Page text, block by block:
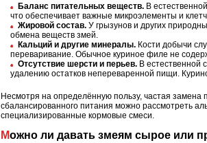
Баланс питательных веществ. В
что обеспечивает важные микроэлементы и
Жировой состав. У грызунов и других
обмена веществ змей.
Кальций и другие минералы. Кости добычи
переваривание. Обычное куриное филе не
Отсутствие шерсти и перьев. В естественной
удалению остатков непереваренной пищи.
Несмотря на определённую пользу, частая замена
сбалансированного питания можно рассмотреть
специализированные кормовые смеси.
Можно ли давать змеям сырое или